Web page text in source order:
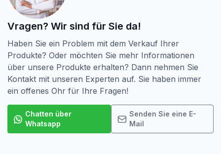
Vragen? Wir sind für Sie da!
Haben Sie ein Problem mit dem Verkauf Ihrer
Produkte? Oder möchten Sie mehr Informationen
über unsere Produkte erhalten? Dann nehmen Sie
Kontakt mit unseren Experten auf. Sie haben immer
ein offenes Ohr für Ihre Fragen!
Chatten über
Whatsapp
Senden Sie eine E-
Mail